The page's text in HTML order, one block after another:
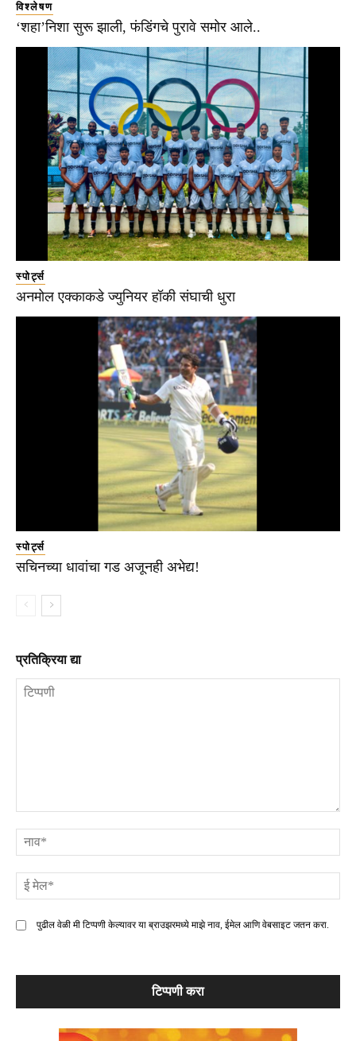
विश्लेषण
‘शहा’निशा सुरू झाली, फंडिंगचे पुरावे समोर आले..
स्पोर्ट्स
अनमोल एक्काकडे ज्युनियर हॉकी संघाची धुरा
स्पोर्ट्स
सचिनच्या धावांचा गड अजूनही अभेद्य!
प्रतिक्रिया द्या
पुढील वेळी मी टिप्पणी केल्यावर या ब्राउझरमध्ये माझे नाव, ईमेल आणि वेबसाइट जतन करा.